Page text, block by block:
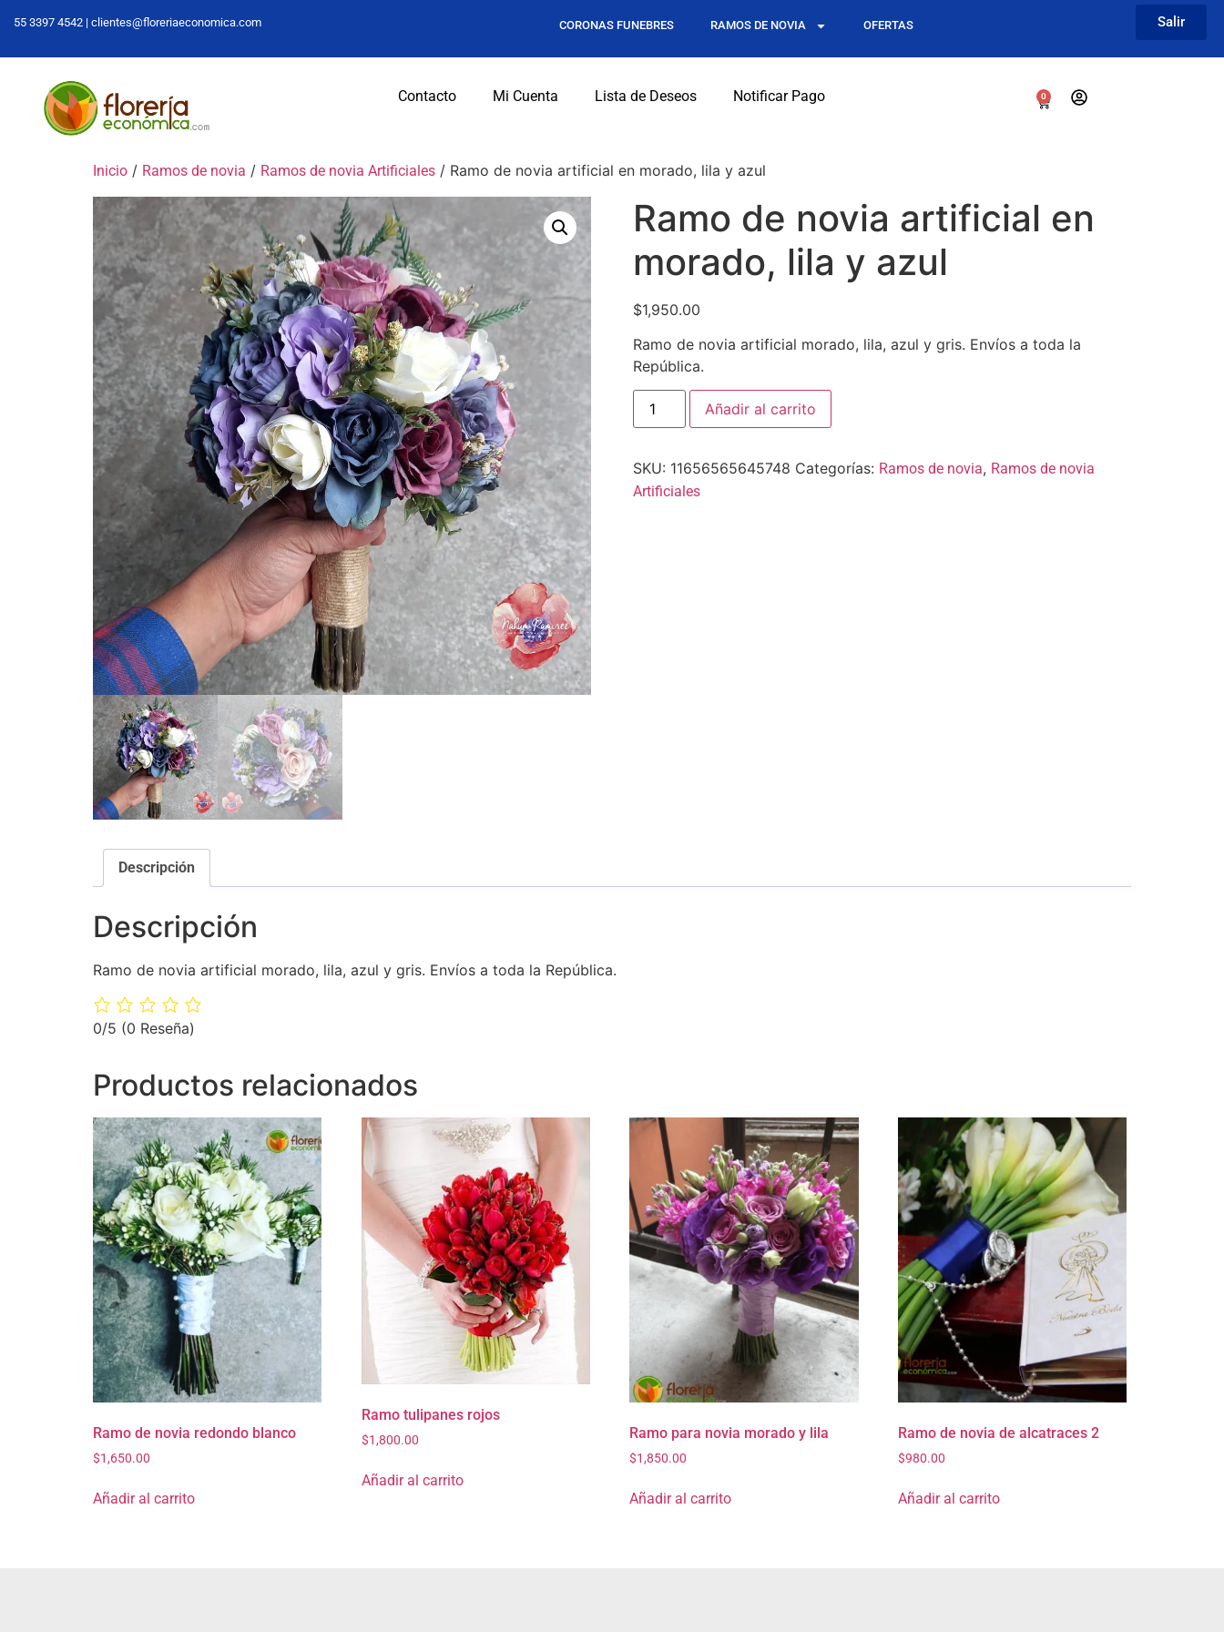
55 3397 4542 | clientes@floreriaeconomica.com CORONAS FUNEBRES RAMOS DE NOVIA OFERTAS Salir
Contacto Mi Cuenta Lista de Deseos Notificar Pago 0
Inicio / Ramos de novia / Ramos de novia Artificiales / Ramo de novia artificial en morado, lila y azul
Ramo de novia artificial en
morado, lila y azul
$1,950.00
Ramo de novia artificial morado, lila, azul y gris. Envíos a toda la
República.
Añadir al carrito
SKU: 11656565645748 Categorías: Ramos de novia, Ramos de novia
Artificiales
Descripción
Descripción
Ramo de novia artificial morado, lila, azul y gris. Envíos a toda la República.
0/5 (0 Reseña)
Productos relacionados
Ramo de novia redondo blanco
$1,650.00
Añadir al carrito
Ramo tulipanes rojos
$1,800.00
Añadir al carrito
Ramo para novia morado y lila
$1,850.00
Añadir al carrito
Ramo de novia de alcatraces 2
$980.00
Añadir al carrito